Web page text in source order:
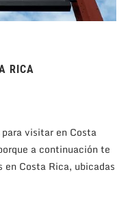
RICA
visitar en Costa
a continuación te
Costa Rica, ubicadas